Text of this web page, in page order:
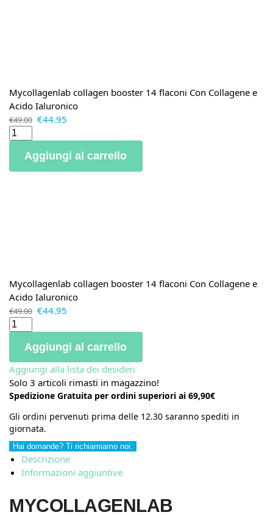
Mycollagenlab collagen booster 14 flaconi Con Collagene e
Acido Ialuronico
€49.00 €44.95
Aggiungi al carrello
Mycollagenlab collagen booster 14 flaconi Con Collagene e
Acido Ialuronico
€49.00 €44.95
Aggiungi al carrello
Aggiungi alla lista dei desideri
Solo 3 articoli rimasti in magazzino!
Spedizione Gratuita per ordini superiori ai 69,90€
Gli ordini pervenuti prima delle 12.30 saranno spediti in
giornata.
Hai domande? Ti richiamiamo noi.
Descrizione
Informazioni aggiuntive
MYCOLLAGENLAB